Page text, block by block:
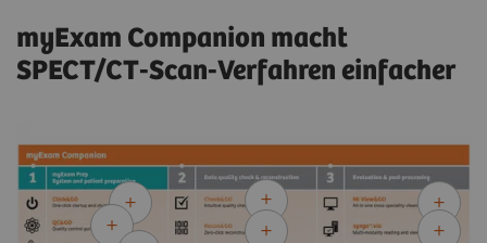
myExam Companion macht
SPECT/CT-Scan-Verfahren einfacher